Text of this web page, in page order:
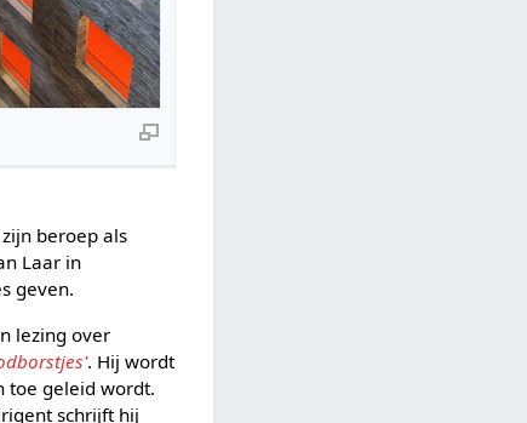
beroep als
Laar in
geven.
lezing over
. Hij wordt
toe geleid wordt.
schrijft hij